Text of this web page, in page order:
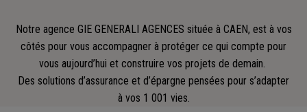
Notre agence GIE GENERALI AGENCES située à CAEN, est à vos
côtés pour vous accompagner à protéger ce qui compte pour
vous aujourd’hui et construire vos projets de demain.
Des solutions d’assurance et d’épargne pensées pour s’adapter
à vos 1 001 vies.